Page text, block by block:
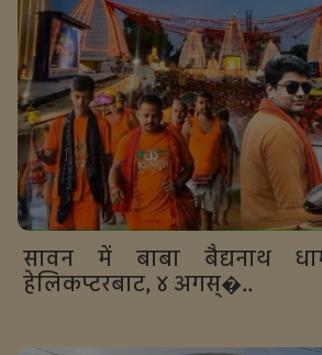
सावन में बाबा बैद्यनाथ
हेलिकप्टरबाट, ४ अगस्�..